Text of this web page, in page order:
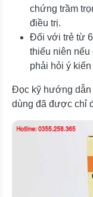
chứng trầm
điều trị.
Đối với trẻ từ
thiếu niên nếu
phải hỏi ý
Đọc kỹ hướng dẫn
dùng đã được chỉ